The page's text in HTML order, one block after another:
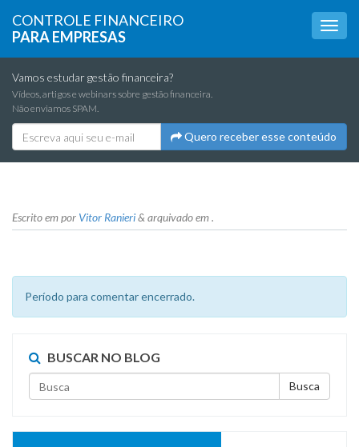
CONTROLE FINANCEIRO
PARA EMPRESAS
Vamos estudar gestão financeira?
Vídeos, artigos e webinars sobre gestão financeira.
Não enviamos SPAM.
Quero receber esse conteúdo
Escrito empor Vitor Ranieri& arquivado em .
Período para comentar encerrado.
BUSCAR NO BLOG
Busca